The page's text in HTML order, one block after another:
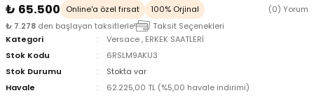
₺ 65.500
Online'a özel fırsat 100% Orjinal
(0) Yorum
₺ 7.278 den başlayan taksitlerle!
Taksit Seçenekleri
Kategori
Versace , ERKEK SAATLERİ
Stok Kodu
6RSLM9AKU3
Stok Durumu
Stokta var
Havale
62.225,00 TL (%5,00 havale indirimi)